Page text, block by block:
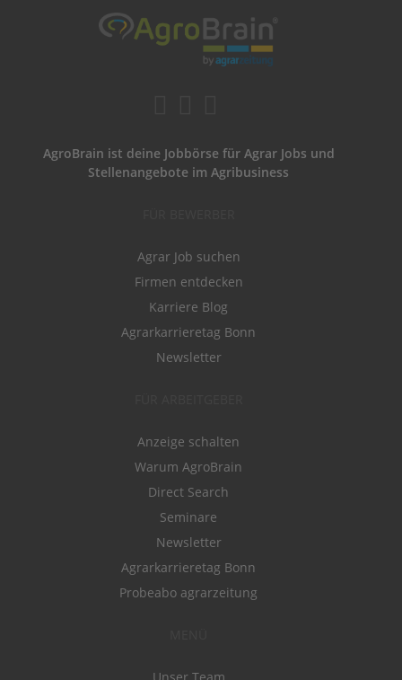
AgroBrain ist deine Jobbörse für Agrar Jobs und
Stellenangebote im Agribusiness
Agrar Job suchen
Firmen entdecken
Karriere Blog
Agrarkarrieretag Bonn
Newsletter
Anzeige schalten
Warum AgroBrain
Direct Search
Seminare
Newsletter
Agrarkarrieretag Bonn
Probeabo agrarzeitung